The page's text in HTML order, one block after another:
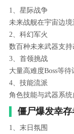
1、星际战争
未来战舰在宇宙边境
2、科幻军火
数百种未来武器支持
3、首领挑战
大量高难度Boss等
4、技能流派
角色技能与武器系统
僵尸爆发幸
1、末日氛围